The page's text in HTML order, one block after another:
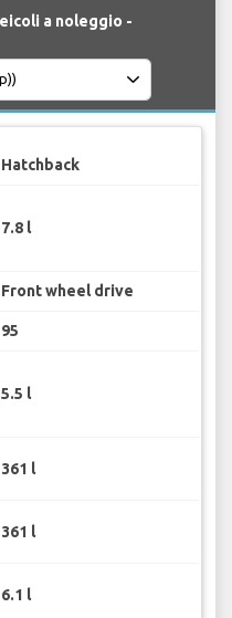
a noleggio -
Hatchback
7.8 l
Front wheel drive
95
5.5 l
361 l
361 l
6.1 l